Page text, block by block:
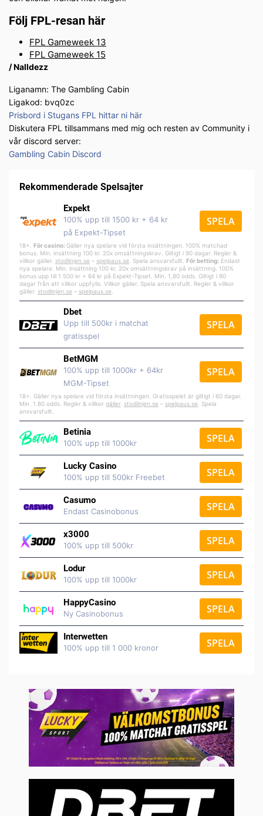
Följ FPL-resan här
FPL Gameweek 13
FPL Gameweek 15
/ Nalldezz
Liganamn: The Gambling Cabin
Ligakod: bvq0zc
Prisbord i Stugans FPL hittar ni här
Diskutera FPL tillsammans med mig och resten av Community i
vår discord server:
Gambling Cabin Discord
Rekommenderade Spelsajter
Expekt
100% upp till 1500 kr + 64 kr
på Expekt-Tipset
SPELA
18+. För casino: Gäller nya spelare vid första insättningen. 100% matchad
bonus. Min. insättning 100 kr. 20x omsättningskrav. Giltigt i 90 dagar. Regler &
villkor gäller. stodlinjen.se – spelpaus.se . Spela ansvarsfullt. För betting: Endast
nya spelare. Min. insättning 100 kr. 20x omsättningskrav på insättning. 100%
bonus upp till 1 500 kr + 64 kr på Expekt-Tipset. Min. 1,80 odds. Giltigt i 90
dagar från att villkor uppfylls. Villkor gäller. Spela ansvarsfullt. Regler & villkor
gäller. stodlinjen.se – spelpaus.se
Dbet
Upp till 500kr i matchat
gratisspel
SPELA
BetMGM
100% upp till 1000kr + 64kr
MGM-Tipset
SPELA
18+. Gäller nya spelare vid första insättningen. Gratisspelet är giltigt i 60 dagar.
Min. 1.80 odds. Regler & villkor gäller stodlinjen.se – spelpaus.se . Spela
ansvarsfullt.
Betinia
100% upp till 1000kr SPELA
Lucky Casino
100% upp till 500kr Freebet SPELA
Casumo
Endast Casinobonus SPELA
x3000
100% upp till 500kr SPELA
Lodur
100% upp till 1000kr SPELA
HappyCasino
Ny Casinobonus SPELA
Interwetten
100% upp till 1 000 kronor SPELA